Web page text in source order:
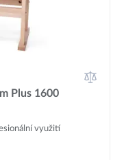
Plus 1600
využití